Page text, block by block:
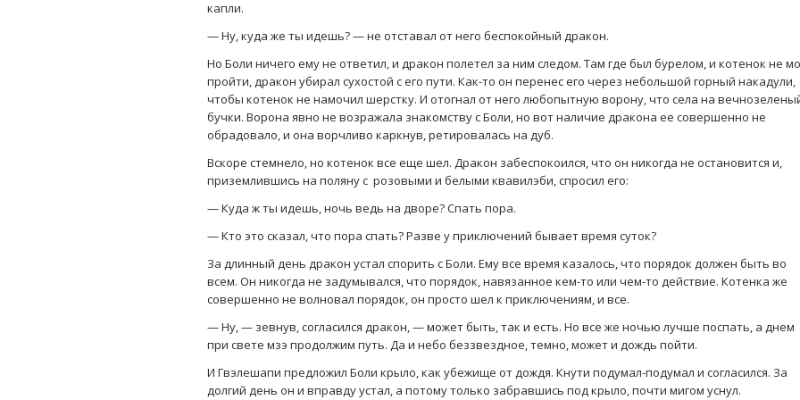
капли.
— Ну, куда же ты идешь? — не отставал от него беспокойный дракон.
Но Боли ничего ему не ответил, и дракон полетел за ним следом. Там где был бурелом, и котенок не
пройти, дракон убирал сухостой с его пути. Как-то он перенес его через небольшой горный накадули,
чтобы котенок не намочил шерстку. И отогнал от него любопытную ворону, что села на
бучки. Ворона явно не возражала знакомству с Боли, но вот наличие дракона ее совершенно не
обрадовало, и она ворчливо каркнув, ретировалась на дуб.
Вскоре стемнело, но котенок все еще шел. Дракон забеспокоился, что он никогда не остановится и,
приземлившись на поляну с розовыми и белыми квавилэби, спросил его:
— Куда ж ты идешь, ночь ведь на дворе? Спать пора.
— Кто это сказал, что пора спать? Разве у приключений бывает время суток?
За длинный день дракон устал спорить с Боли. Ему все время казалось, что порядок должен быть во
всем. Он никогда не задумывался, что порядок, навязанное кем-то или чем-то действие. Котенка же
совершенно не волновал порядок, он просто шел к приключениям, и все.
— Ну, — зевнув, согласился дракон, — может быть, так и есть. Но все же ночью лучше поспать, а днем
при свете мзэ продолжим путь. Да и небо беззвездное, темно, может и дождь пойти.
И Гвэлешапи предложил Боли крыло, как убежище от дождя. Кнути подумал-подумал и согласился. За
долгий день он и вправду устал, а потому только забравшись под крыло, почти мигом уснул.